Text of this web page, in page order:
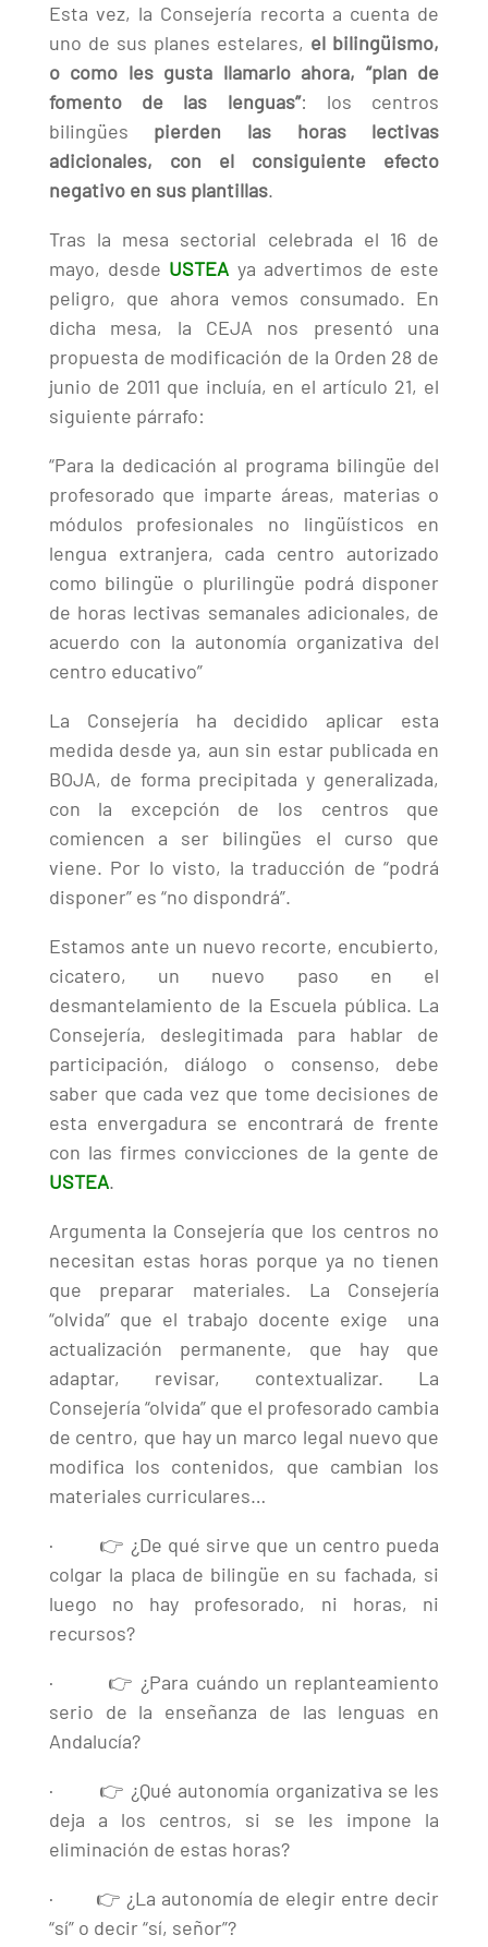
Esta vez, la Consejería recorta a cuenta de
uno de sus planes estelares, el bilingüismo,
o como les gusta llamarlo ahora, “plan de
fomento de las lenguas”: los centros
bilingües pierden las horas lectivas
adicionales, con el consiguiente efecto
negativo en sus plantillas.
Tras la mesa sectorial celebrada el 16 de
mayo, desde USTEA ya advertimos de este
peligro, que ahora vemos consumado. En
dicha mesa, la CEJA nos presentó una
propuesta de modificación de la Orden 28 de
junio de 2011 que incluía, en el artículo 21, el
siguiente párrafo:
“Para la dedicación al programa bilingüe del
profesorado que imparte áreas, materias o
módulos profesionales no lingüísticos en
lengua extranjera, cada centro autorizado
como bilingüe o plurilingüe podrá disponer
de horas lectivas semanales adicionales, de
acuerdo con la autonomía organizativa del
centro educativo”
La Consejería ha decidido aplicar esta
medida desde ya, aun sin estar publicada en
BOJA, de forma precipitada y generalizada,
con la excepción de los centros que
comiencen a ser bilingües el curso que
viene. Por lo visto, la traducción de “podrá
disponer” es “no dispondrá”.
Estamos ante un nuevo recorte, encubierto,
cicatero, un nuevo paso en el
desmantelamiento de la Escuela pública. La
Consejería, deslegitimada para hablar de
participación, diálogo o consenso, debe
saber que cada vez que tome decisiones de
esta envergadura se encontrará de frente
con las firmes convicciones de la gente de
USTEA.
Argumenta la Consejería que los centros no
necesitan estas horas porque ya no tienen
que preparar materiales. La Consejería
“olvida” que el trabajo docente exige una
actualización permanente, que hay que
adaptar, revisar, contextualizar. La
Consejería “olvida” que el profesorado cambia
de centro, que hay un marco legal nuevo que
modifica los contenidos, que cambian los
materiales curriculares…
· 👉 ¿De qué sirve que un centro pueda
colgar la placa de bilingüe en su fachada, si
luego no hay profesorado, ni horas, ni
recursos?
· 👉 ¿Para cuándo un replanteamiento
serio de la enseñanza de las lenguas en
Andalucía?
· 👉 ¿Qué autonomía organizativa se les
deja a los centros, si se les impone la
eliminación de estas horas?
· 👉 ¿La autonomía de elegir entre decir
“sí” o decir “sí, señor”?